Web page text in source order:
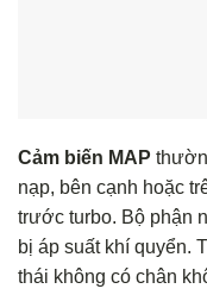
Cảm biến MAP
nạp, bên cạnh hoặc
trước turbo. Bộ phận
bị áp suất khí quyển.
thái không có chân